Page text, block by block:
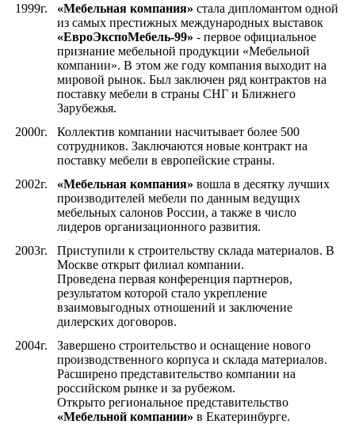
1999г.
«Мебельная компания» стала дипломантом одной
из самых престижных международных выставок
«ЕвроЭкспоМебель-99» - первое официальное
признание мебельной продукции «Мебельной
компании». В этом же году компания выходит на
мировой рынок. Был заключен ряд контрактов на
поставку мебели в страны СНГ и Ближнего
Зарубежья.
2000г.
Коллектив компании насчитывает более 500
сотрудников. Заключаются новые контракт на
поставку мебели в европейские страны.
2002г.
«Мебельная компания» вошла в десятку лучших
производителей мебели по данным ведущих
мебельных салонов России, а также в число
лидеров организационного развития.
2003г.
Приступили к строительству склада материалов. В
Москве открыт филиал компании.
Проведена первая конференция партнеров,
результатом которой стало укрепление
взаимовыгодных отношений и заключение
дилерских договоров.
2004г.
Завершено строительство и оснащение нового
производственного корпуса и склада материалов.
Расширено представительство компании на
российском рынке и за рубежом.
Открыто региональное представительство
«Мебельной компании» в Екатеринбурге.